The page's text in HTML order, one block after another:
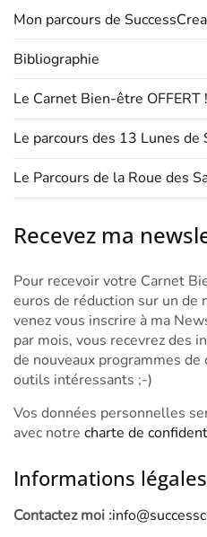
Mon parcours de
Bibliographie
Le Carnet Bien-être OFFERT !
Le parcours des 13 Lunes de
Le Parcours de la Roue des
Recevez ma
Pour recevoir votre Carnet
euros de réduction sur un de
venez vous inscrire à ma
par mois, vous recevrez des
de nouveaux programmes
outils intéressants ;-)
Vos données personnelles
avec notre charte de
Informations légales
Contactez moi :